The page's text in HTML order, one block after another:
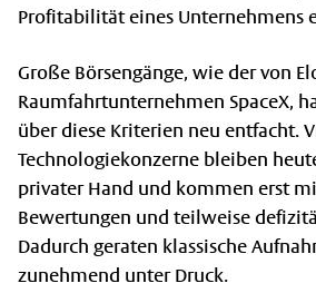
Profitabilität eines Unternehmens
Große Börsengänge, wie der von
Raumfahrtunternehmen SpaceX,
über diese Kriterien neu entfacht.
Technologiekonzerne bleiben
privater Hand und kommen erst
Bewertungen und teilweise
Dadurch geraten klassische
zunehmend unter Druck.